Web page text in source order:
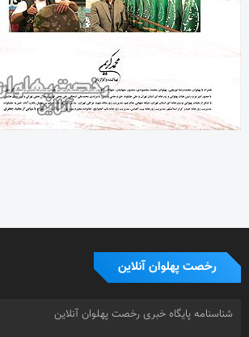
رخصت پهلوان آنلاین
شناسنامه پایگاه خبری رخصت پهلوان آنلاین